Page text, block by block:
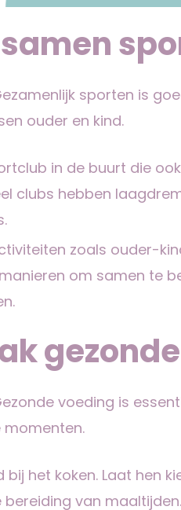
samen
sporten is
ouder en kind.
in de buurt die
clubs hebben
zoals ouder-
om samen te
voeding is
bij het koken. Laat hen
bereiding van